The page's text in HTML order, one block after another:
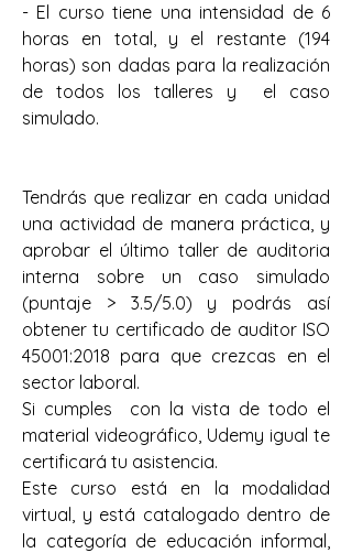
- El curso tiene una intensidad de 6
horas en total, y el restante (194
horas) son dadas para la realización
de todos los talleres y  el caso
simulado.
Tendrás que realizar en cada unidad
una actividad de manera práctica, y
aprobar el último taller de auditoria
interna sobre un caso simulado
(puntaje > 3.5/5.0) y podrás así
obtener tu certificado de auditor ISO
45001:2018 para que crezcas en el
sector laboral.
Si cumples  con la vista de todo el
material videográfico, Udemy igual te
certificará tu asistencia.
Este curso está en la modalidad
virtual, y está catalogado dentro de
la categoría de educación informal,